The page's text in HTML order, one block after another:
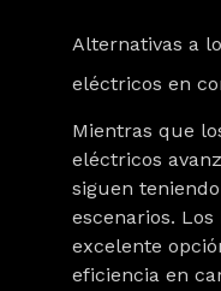
Alternativas a
eléctricos en
Mientras que
eléctricos
siguen
escenarios.
excelente
eficiencia en